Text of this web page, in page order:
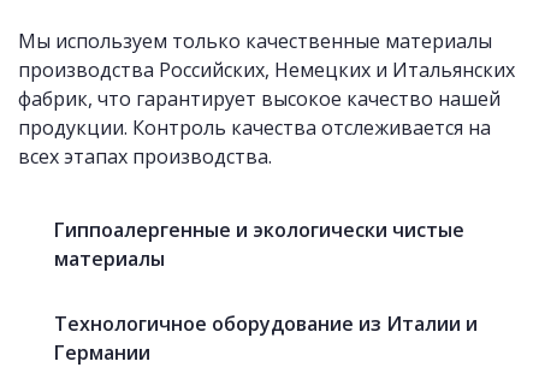
Мы используем только качественные материалы
производства Российских, Немецких и Итальянских
фабрик, что гарантирует высокое качество нашей
продукции. Контроль качества отслеживается на
всех этапах производства.
Гиппоалергенные и экологически чистые
материалы
Технологичное оборудование из Италии и
Германии